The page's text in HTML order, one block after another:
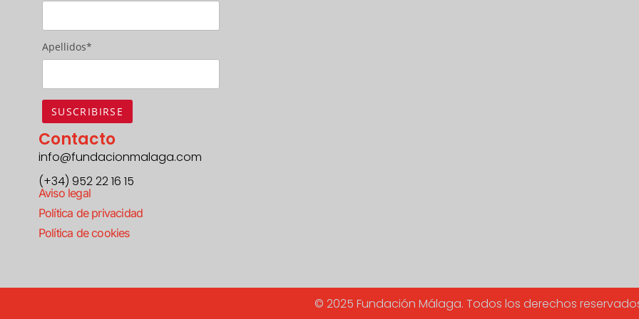
Apellidos*
Contacto
info@fundacionmalaga.com
(+34) 952 22 16 15
Aviso legal
Política de privacidad
Política de cookies
© 2025 Fundación Málaga. Todos los derechos